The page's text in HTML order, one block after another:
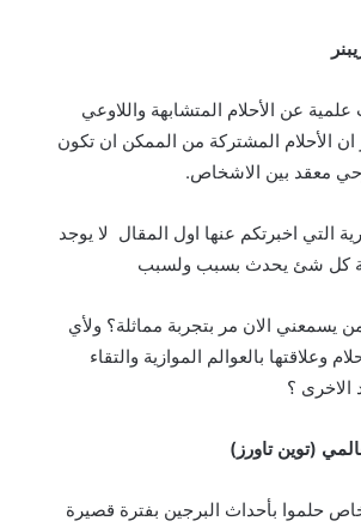
عن الأحلام المتشابهة واللاوعي
ان الأحلام المشتركة من الممكن ان تكون
معقد بين الاشخاص.
التي اخبرتكم عنها اول المقال لا يوجد
كل شئ يحدث بسبب ولسبب
يسمعني الان مر بتجربة مماثلة؟ ولأي
وعلاقتها بالعوالم الموازية والتقاء
الاخرى ؟
(توين تاورز)
حلموا بأحداث البرجين بفترة قصيرة